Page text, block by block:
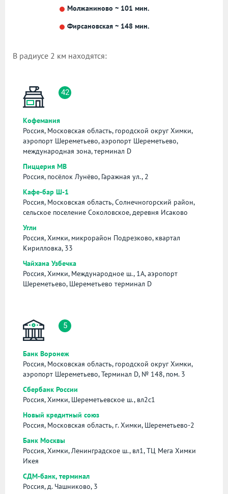
Молжаниново ~ 101 мин.
Фирсановская ~ 148 мин.
В радиусе 2 км находятся:
42
Кофемания
Россия, Московская область, городской округ Химки,
аэропорт Шереметьево, аэропорт Шереметьево,
международная зона, терминал D
Пиццерия МВ
Россия, посёлок Лунёво, Гаражная ул., 2
Кафе-бар Ш-1
Россия, Московская область, Солнечногорский район,
сельское поселение Соколовское, деревня Исаково
Угли
Россия, Химки, микрорайон Подрезково, квартал
Кирилловка, 33
Чайхана Узбечка
Россия, Химки, Международное ш., 1А, аэропорт
Шереметьево, Шереметьево терминал D
5
Банк Воронеж
Россия, Московская область, городской округ Химки,
аэропорт Шереметьево, Терминал D, № 148, пом. 3
Сбербанк России
Россия, Химки, Шереметьевское ш., вл2с1
Новый кредитный союз
Россия, Московская область, г. Химки, Шереметьево-2
Банк Москвы
Россия, Химки, Ленинградское ш., вл1, ТЦ Мега Химки
Икея
СДМ-банк, терминал
Россия, д. Чашниково, 3